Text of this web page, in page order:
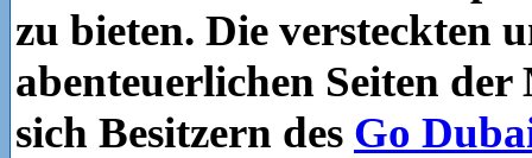
zu bieten. Die versteckten
abenteuerlichen Seiten der
sich Besitzern des Go